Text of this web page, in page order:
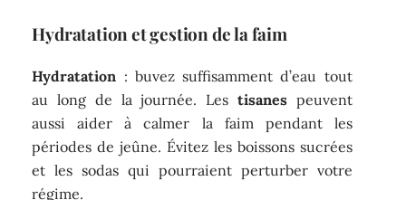
Hydratation et gestion de la faim
Hydratation : buvez suffisamment d’eau tout
au long de la journée. Les tisanespeuvent
aussi aider à calmer la faim pendant les
périodes de jeûne. Évitez les boissons sucrées
et les sodas qui pourraient perturber votre
régime.